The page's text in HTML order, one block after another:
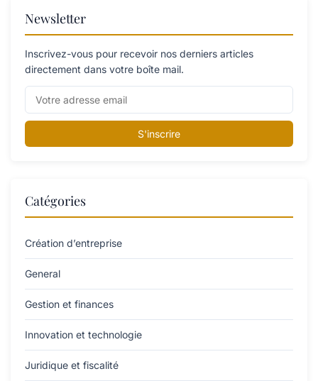
Newsletter
Inscrivez-vous pour recevoir nos derniers articles
directement dans votre boîte mail.
S'inscrire
Catégories
Création d’entreprise
General
Gestion et finances
Innovation et technologie
Juridique et fiscalité